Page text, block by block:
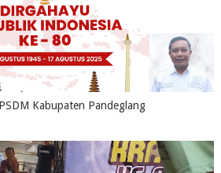
Kabupaten Pandeglang